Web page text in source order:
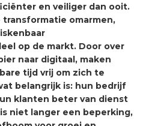
en veiliger dan ooit.
transformatie omarmen,
op de markt. Door over
naar digitaal, maken
tijd vrij om zich te
belangrijk is: hun bedrijf
klanten beter van dienst
niet langer een beperking,